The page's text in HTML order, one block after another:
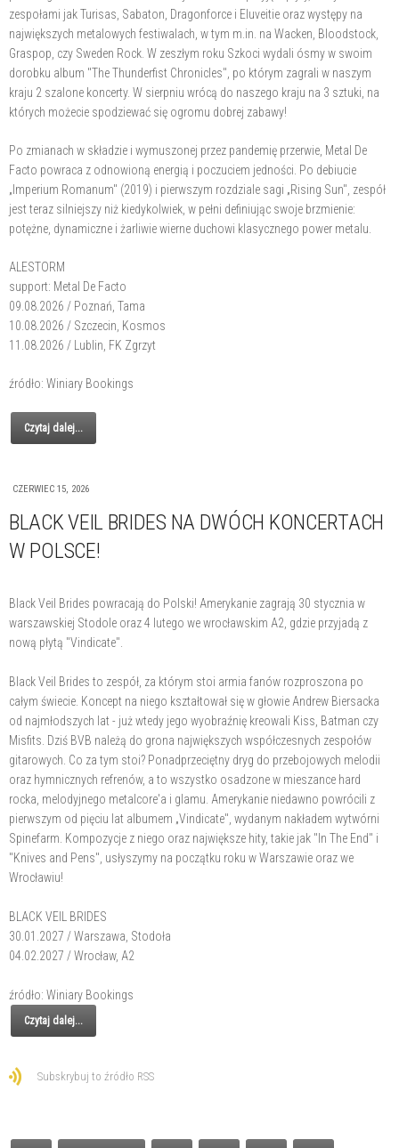
zespołami jak Turisas, Sabaton, Dragonforce i Eluveitie oraz występy na
największych metalowych festiwalach, w tym m.in. na Wacken, Bloodstock,
Graspop, czy Sweden Rock. W zeszłym roku Szkoci wydali ósmy w swoim
dorobku album "The Thunderfist Chronicles", po którym zagrali w naszym
kraju 2 szalone koncerty. W sierpniu wrócą do naszego kraju na 3 sztuki, na
których możecie spodziewać się ogromu dobrej zabawy!
Po zmianach w składzie i wymuszonej przez pandemię przerwie, Metal De
Facto powraca z odnowioną energią i poczuciem jedności. Po debiucie
„Imperium Romanum" (2019) i pierwszym rozdziale sagi „Rising Sun", zespół
jest teraz silniejszy niż kiedykolwiek, w pełni definiując swoje brzmienie:
potężne, dynamiczne i żarliwie wierne duchowi klasycznego power metalu.
ALESTORM
support: Metal De Facto
09.08.2026 / Poznań, Tama
10.08.2026 / Szczecin, Kosmos
11.08.2026 / Lublin, FK Zgrzyt
źródło: Winiary Bookings
Czytaj dalej...
CZERWIEC 15, 2026
BLACK VEIL BRIDES NA DWÓCH KONCERTACH
W POLSCE!
Black Veil Brides powracają do Polski! Amerykanie zagrają 30 stycznia w
warszawskiej Stodole oraz 4 lutego we wrocławskim A2, gdzie przyjadą z
nową płytą "Vindicate".
Black Veil Brides to zespół, za którym stoi armia fanów rozproszona po
całym świecie. Koncept na niego kształtował się w głowie Andrew Biersacka
od najmłodszych lat - już wtedy jego wyobraźnię kreowali Kiss, Batman czy
Misfits. Dziś BVB należą do grona największych współczesnych zespołów
gitarowych. Co za tym stoi? Ponadprzeciętny dryg do przebojowych melodii
oraz hymnicznych refrenów, a to wszystko osadzone w mieszance hard
rocka, melodyjnego metalcore'a i glamu. Amerykanie niedawno powrócili z
pierwszym od pięciu lat albumem „Vindicate", wydanym nakładem wytwórni
Spinefarm. Kompozycje z niego oraz największe hity, takie jak "In The End" i
"Knives and Pens", usłyszymy na początku roku w Warszawie oraz we
Wrocławiu!
BLACK VEIL BRIDES
30.01.2027 / Warszawa, Stodoła
04.02.2027 / Wrocław, A2
źródło: Winiary Bookings
Czytaj dalej...
Subskrybuj to źródło RSS